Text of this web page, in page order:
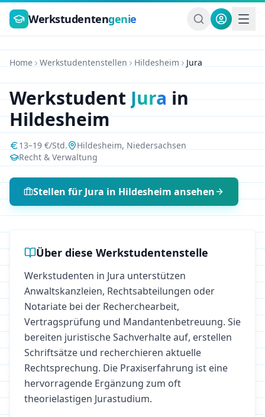
Zum Hauptinhalt springen
Werkstudentengenie
Home Werkstudentenstellen Hildesheim Jura
WerkstudentJurain
Hildesheim
13–19 €/Std. Hildesheim, Niedersachsen
Recht & Verwaltung
Stellen für Jura in Hildesheim ansehen
Über diese Werkstudentenstelle
Werkstudenten in Jura unterstützen
Anwaltskanzleien, Rechtsabteilungen oder
Notariate bei der Recherchearbeit,
Vertragsprüfung und Mandantenbetreuung. Sie
bereiten juristische Sachverhalte auf, erstellen
Schriftsätze und recherchieren aktuelle
Rechtsprechung. Die Praxiserfahrung ist eine
hervorragende Ergänzung zum oft
theorielastigen Jurastudium.